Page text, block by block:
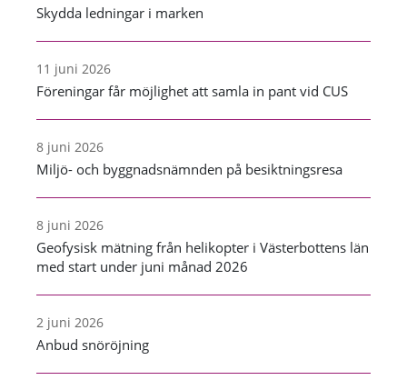
Skydda ledningar i marken
11 juni 2026
Föreningar får möjlighet att samla in pant vid CUS
8 juni 2026
Miljö- och byggnadsnämnden på besiktningsresa
8 juni 2026
Geofysisk mätning från helikopter i Västerbottens län
med start under juni månad 2026
2 juni 2026
Anbud snöröjning